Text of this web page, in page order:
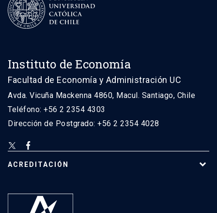
Instituto de Economía
Facultad de Economía y Administración UC
Avda. Vicuña Mackenna 4860, Macul. Santiago, Chile
Teléfono: +56 2 2354 4303
Dirección de Postgrado: +56 2 2354 4028
ACREDITACIÓN